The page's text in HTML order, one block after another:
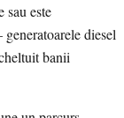
sau este
diesel
banii